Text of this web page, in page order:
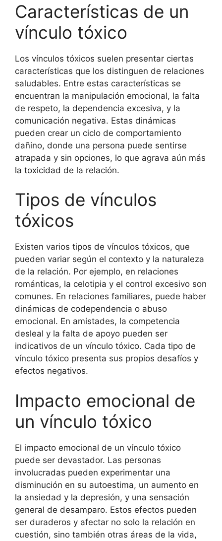
Características de un
vínculo tóxico
Los vínculos tóxicos suelen presentar ciertas
características que los distinguen de relaciones
saludables. Entre estas características se
encuentran la manipulación emocional, la falta
de respeto, la dependencia excesiva, y la
comunicación negativa. Estas dinámicas
pueden crear un ciclo de comportamiento
dañino, donde una persona puede sentirse
atrapada y sin opciones, lo que agrava aún más
la toxicidad de la relación.
Tipos de vínculos
tóxicos
Existen varios tipos de vínculos tóxicos, que
pueden variar según el contexto y la naturaleza
de la relación. Por ejemplo, en relaciones
románticas, la celotipia y el control excesivo son
comunes. En relaciones familiares, puede haber
dinámicas de codependencia o abuso
emocional. En amistades, la competencia
desleal y la falta de apoyo pueden ser
indicativos de un vínculo tóxico. Cada tipo de
vínculo tóxico presenta sus propios desafíos y
efectos negativos.
Impacto emocional de
un vínculo tóxico
El impacto emocional de un vínculo tóxico
puede ser devastador. Las personas
involucradas pueden experimentar una
disminución en su autoestima, un aumento en
la ansiedad y la depresión, y una sensación
general de desamparo. Estos efectos pueden
ser duraderos y afectar no solo la relación en
cuestión, sino también otras áreas de la vida,